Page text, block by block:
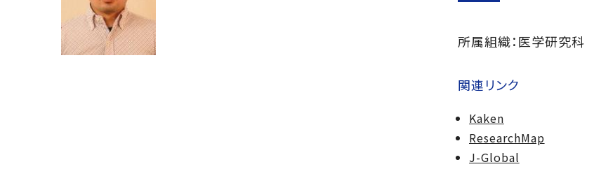
所属組織：医学研究科
関連リンク
Kaken
ResearchMap
J-Global